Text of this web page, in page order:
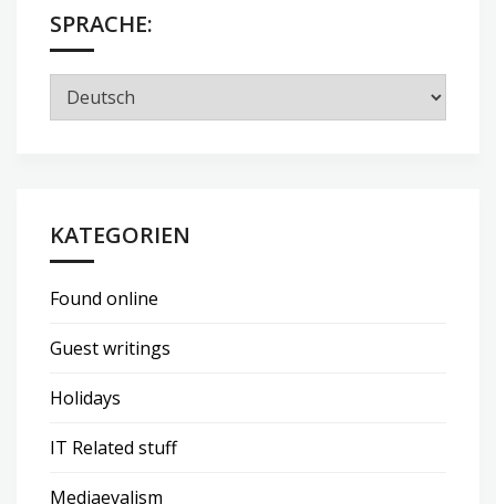
SPRACHE:
KATEGORIEN
Found online
Guest writings
Holidays
IT Related stuff
Mediaevalism